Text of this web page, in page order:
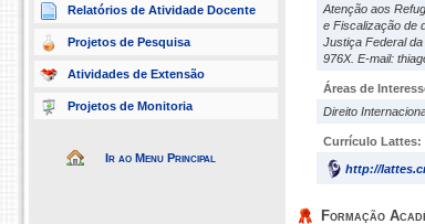
Relatórios de Atividade Docente
Projetos de Pesquisa
Atividades de Extensão
Projetos de Monitoria
Ir ao Menu Principal
Atenção aos
e Fiscalização de
Justiça Federal
976X. E-mail:
Áreas de
Direito
Currículo Lattes:
http://
Formação